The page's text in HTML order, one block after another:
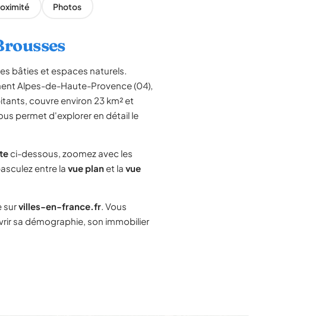
Photos
bâties et espaces naturels.
Alpes-de-Haute-Provence (04),
couvre environ 23 km² et
permet d'explorer en détail le
ci-dessous, zoomez avec les
entre la vue planet la vue
survilles-en-france.fr. Vous
sa démographie, son immobilier